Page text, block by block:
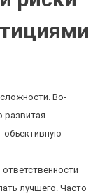
сложности. Во-
развитая
объективную
лучшего. Часто